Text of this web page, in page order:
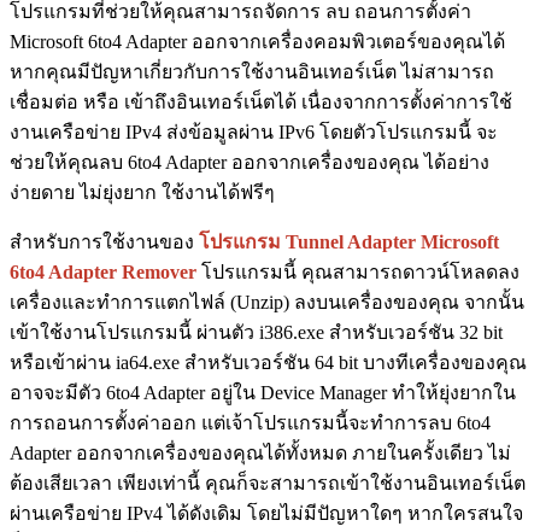
โปรแกรมที่ช่วยให้คุณสามารถจัดการ ลบ ถอนการตั้งค่า
Microsoft 6to4 Adapter ออกจากเครื่องคอมพิวเตอร์ของคุณได้
หากคุณมีปัญหาเกี่ยวกับการใช้งานอินเทอร์เน็ต ไม่สามารถ
เชื่อมต่อ หรือ เข้าถึงอินเทอร์เน็ตได้ เนื่องจากการตั้งค่าการใช้
งานเครือข่าย IPv4 ส่งข้อมูลผ่าน IPv6 โดยตัวโปรแกรมนี้ จะ
ช่วยให้คุณลบ 6to4 Adapter ออกจากเครื่องของคุณ ได้อย่าง
ง่ายดาย ไม่ยุ่งยาก ใช้งานได้ฟรีๆ
สำหรับการใช้งานของ โปรแกรม Tunnel Adapter Microsoft
6to4 Adapter Remover โปรแกรมนี้ คุณสามารถดาวน์โหลดลง
เครื่องและทำการแตกไฟล์ (Unzip) ลงบนเครื่องของคุณ จากนั้น
เข้าใช้งานโปรแกรมนี้ ผ่านตัว i386.exe สำหรับเวอร์ชัน 32 bit
หรือเข้าผ่าน ia64.exe สำหรับเวอร์ชัน 64 bit บางทีเครื่องของคุณ
อาจจะมีตัว 6to4 Adapter อยู่ใน Device Manager ทำให้ยุ่งยากใน
การถอนการตั้งค่าออก แต่เจ้าโปรแกรมนี้จะทำการลบ 6to4
Adapter ออกจากเครื่องของคุณได้ทั้งหมด ภายในครั้งเดียว ไม่
ต้องเสียเวลา เพียงเท่านี้ คุณก็จะสามารถเข้าใช้งานอินเทอร์เน็ต
ผ่านเครือข่าย IPv4 ได้ดังเดิม โดยไม่มีปัญหาใดๆ หากใครสนใจ